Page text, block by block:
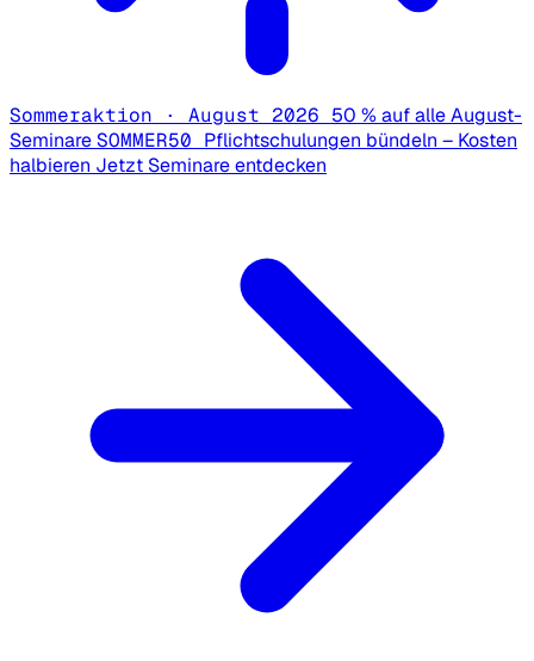
Sommeraktion · August 2026 50 % auf alle August-
SeminareSOMMER50 Pflichtschulungen bündeln – Kosten
halbieren Jetzt Seminare entdecken